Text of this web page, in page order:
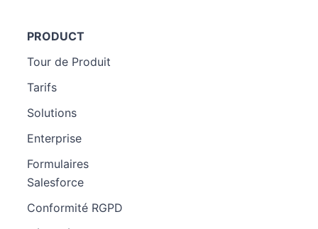
PRODUCT
Tour de Produit
Tarifs
Solutions
Enterprise
Formulaires
Salesforce
Conformité RGPD